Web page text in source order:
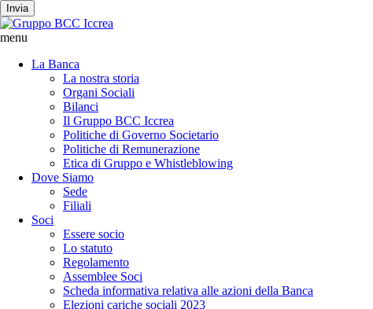
Invia
menu
La Banca
La nostra storia
Organi Sociali
Bilanci
Il Gruppo BCC Iccrea
Politiche di Governo Societario
Politiche di Remunerazione
Etica di Gruppo e Whistleblowing
Dove Siamo
Sede
Filiali
Soci
Essere socio
Lo statuto
Regolamento
Assemblee Soci
Scheda informativa relativa alle azioni della Banca
Elezioni cariche sociali 2023